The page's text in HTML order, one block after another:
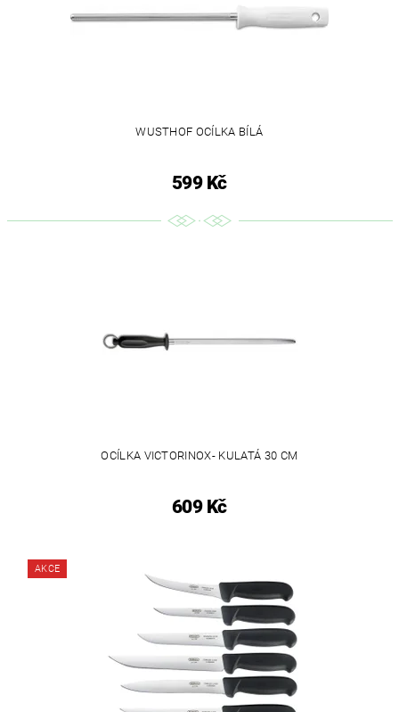
WUSTHOF OCÍLKA BÍLÁ
599 Kč
OCÍLKA VICTORINOX- KULATÁ 30 CM
609 Kč
AKCE